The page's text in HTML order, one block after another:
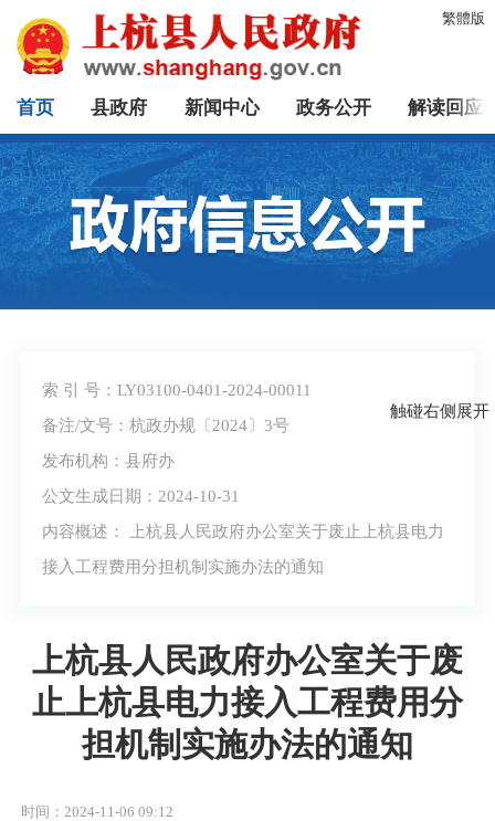
繁體版
首页 县政府 新闻中心 政务公开 解读回应
索 引 号：LY03100-0401-2024-00011
备注/文号：杭政办规〔2024〕3号
发布机构：县府办
公文生成日期：2024-10-31
内容概述： 上杭县人民政府办公室关于废止上杭县电力
接入工程费用分担机制实施办法的通知
上杭县人民政府办公室关于废
止上杭县电力接入工程费用分
担机制实施办法的通知
时间：2024-11-06 09:12
触碰右侧展开